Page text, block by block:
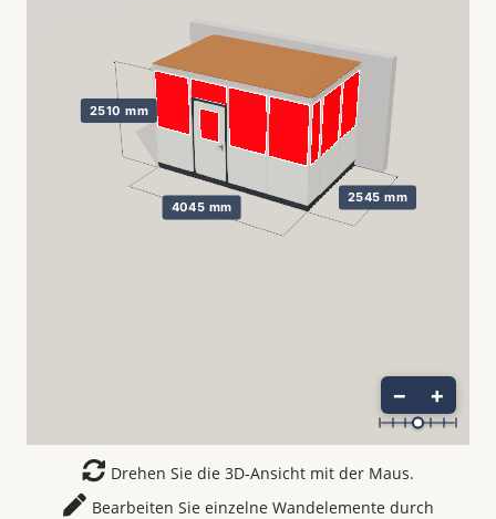
4045 mm
2545 mm
2510 mm
− +
Drehen Sie die 3D-Ansicht mit der Maus.
Bearbeiten Sie einzelne Wandelemente durch